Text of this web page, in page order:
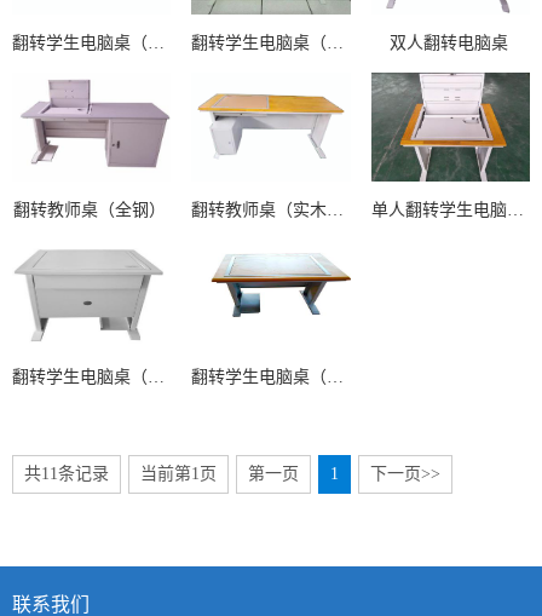
翻转学生电脑桌（塑钢木结合） 翻转学生电脑桌（钢木结合） 双人翻转电脑桌
翻转教师桌（全钢） 翻转教师桌（实木台面） 单人翻转学生电脑桌（实木单人位）
翻转学生电脑桌（全钢单人位） 翻转学生电脑桌（带主机拖）
共11条记录 当前第1页 第一页 1 下一页>>
联系我们